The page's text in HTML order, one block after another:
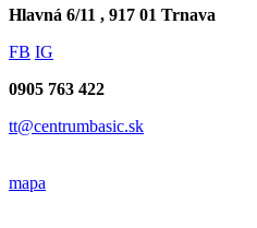
Hlavná 6/11 , 917 01 Trnava
FB IG
0905 763 422
tt@centrumbasic.sk
mapa